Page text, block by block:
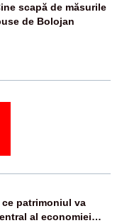
scapă de măsurile
de Bolojan
ce patrimoniul va
al economiei